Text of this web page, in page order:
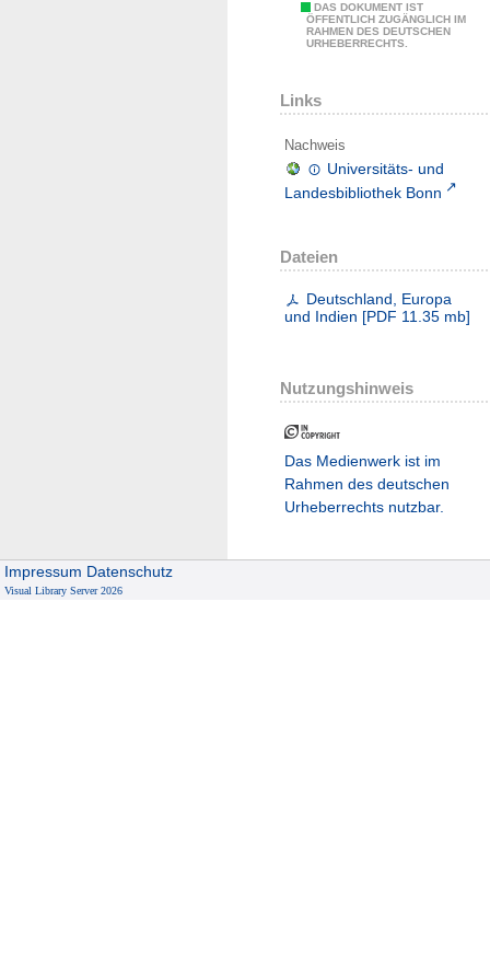
DAS DOKUMENT IST
ÖFFENTLICH ZUGÄNGLICH IM
RAHMEN DES DEUTSCHEN
URHEBERRECHTS.
Links
Nachweis
Universitäts- und
Landesbibliothek Bonn
Dateien
Deutschland, Europa
und Indien [PDF 11.35 mb]
Nutzungshinweis
Das Medienwerk ist im
Rahmen des deutschen
Urheberrechts nutzbar.
Impressum Datenschutz
Visual Library Server 2026